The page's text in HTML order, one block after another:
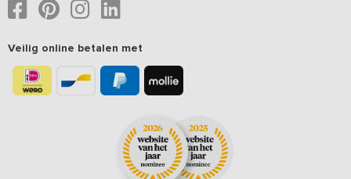
Veilig online betalen met